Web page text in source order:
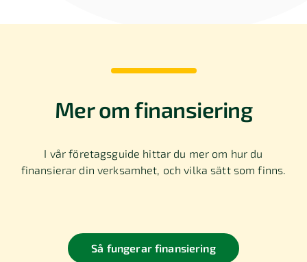
Mer om finansiering
I vår företagsguide hittar du mer om hur du
finansierar din verksamhet, och vilka sätt som finns.
Så fungerar finansiering